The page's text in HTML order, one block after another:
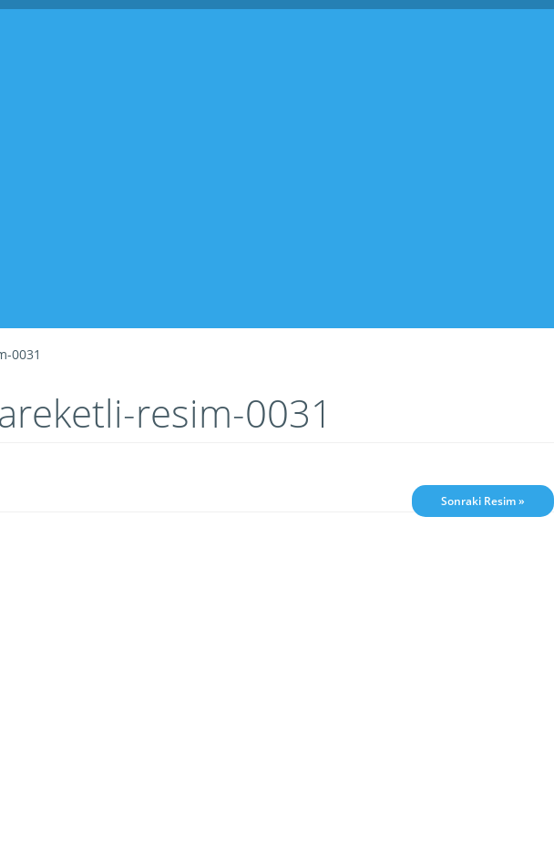
0031
resim-0031
Sonraki Resim »